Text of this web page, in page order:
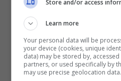
susine e fiori in
Store and/or access
Learn more
Your personal data will be
your device (cookies, unique
data) may be stored by,
partners, or used specifically by
may use precise geolocation data.